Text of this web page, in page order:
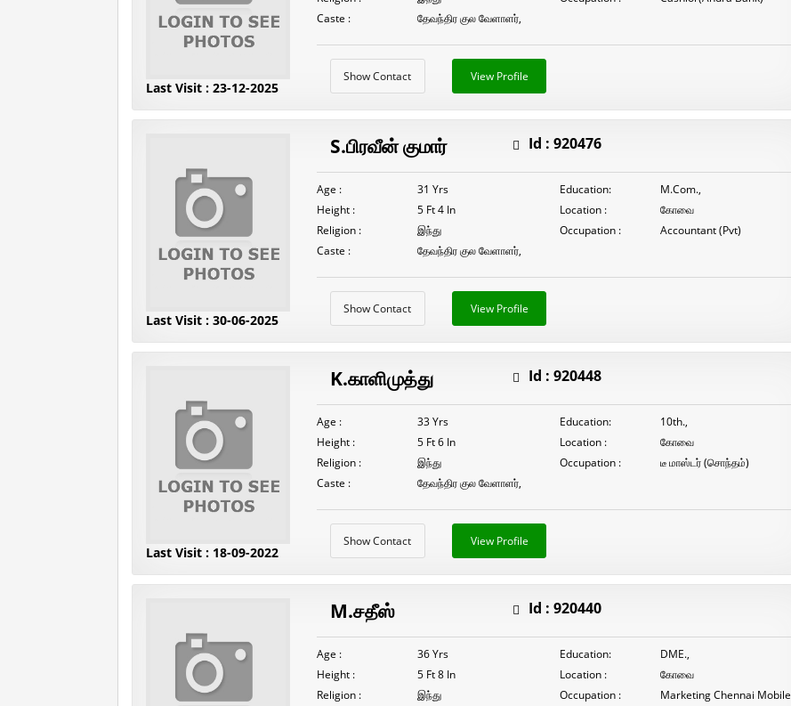
Last Visit : 23-12-2025
Caste :
தேவந்திர குல வேளாளர்,
Show Contact View Profile
Last Visit : 30-06-2025
S.பிரவீன் குமார் Id :920476
Age :
31 Yrs
Height :
5 Ft 4 In
Religion :
இந்து
Caste :
தேவந்திர குல வேளாளர்,
Education:
M.Com.,
Location :
கோவை
Occupation :
Accountant (Pvt)
Show Contact View Profile
Last Visit : 18-09-2022
K.காளிமுத்து Id :920448
Age :
33 Yrs
Height :
5 Ft 6 In
Religion :
இந்து
Caste :
தேவந்திர குல வேளாளர்,
Education:
10th.,
Location :
கோவை
Occupation :
டீ மாஸ்டர் (சொந்தம்)
Show Contact View Profile
M.சதீஸ் Id :920440
Age :
36 Yrs
Height :
5 Ft 8 In
Religion :
இந்து
Education:
DME.,
Location :
கோவை
Occupation :
Marketing Chennai Mobile